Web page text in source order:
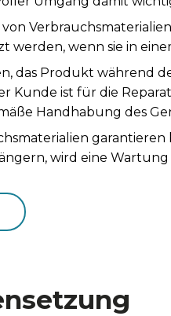
von
werden, wenn sie in
das Produkt während
Kunde ist für die
Handhabung des
wird eine